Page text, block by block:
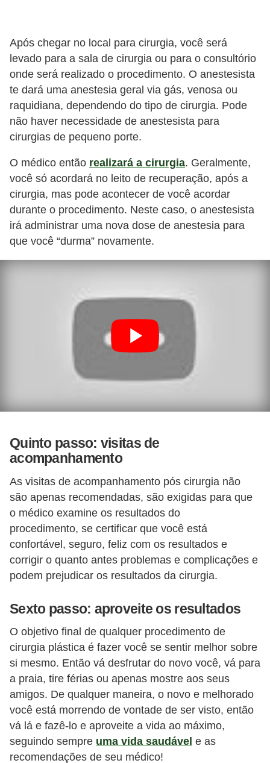
Após chegar no local para cirurgia, você será
levado para a sala de cirurgia ou para o consultório
onde será realizado o procedimento. O anestesista
te dará uma anestesia geral via gás, venosa ou
raquidiana, dependendo do tipo de cirurgia. Pode
não haver necessidade de anestesista para
cirurgias de pequeno porte.
O médico então realizará a cirurgia. Geralmente,
você só acordará no leito de recuperação, após a
cirurgia, mas pode acontecer de você acordar
durante o procedimento. Neste caso, o anestesista
irá administrar uma nova dose de anestesia para
que você “durma” novamente.
Quinto passo: visitas de
acompanhamento
As visitas de acompanhamento pós cirurgia não
são apenas recomendadas, são exigidas para que
o médico examine os resultados do
procedimento, se certificar que você está
confortável, seguro, feliz com os resultados e
corrigir o quanto antes problemas e complicações e
podem prejudicar os resultados da cirurgia.
Sexto passo: aproveite os resultados
O objetivo final de qualquer procedimento de
cirurgia plástica é fazer você se sentir melhor sobre
si mesmo. Então vá desfrutar do novo você, vá para
a praia, tire férias ou apenas mostre aos seus
amigos. De qualquer maneira, o novo e melhorado
você está morrendo de vontade de ser visto, então
vá lá e fazê-lo e aproveite a vida ao máximo,
seguindo sempre uma vida saudável e as
recomendações de seu médico!